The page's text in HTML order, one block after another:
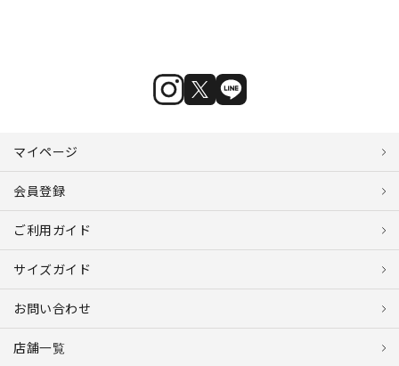
マイページ
会員登録
ご利用ガイド
サイズガイド
お問い合わせ
店舗一覧